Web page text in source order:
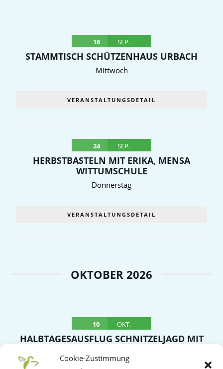
Cookie-Zustimmung
16 SEP.
STAMMTISCH SCHÜTZENHAUS URBACH
Mittwoch
VERANSTALTUNGSDETAIL
24 SEP.
HERBSTBASTELN MIT ERIKA, MENSA
WITTUMSCHULE
Donnerstag
VERANSTALTUNGSDETAIL
OKTOBER 2026
10 OKT.
HALBTAGESAUSFLUG SCHNITZELJAGD MIT
TREFFPUNKT WITTUMHALLE